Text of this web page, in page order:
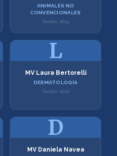
ANIMALES NO
CONVENCIONALES
Desde 2014
L
MV Laura Bertorelli
DERMATOLOGÍA
Desde 2022
D
MV Daniela Navea